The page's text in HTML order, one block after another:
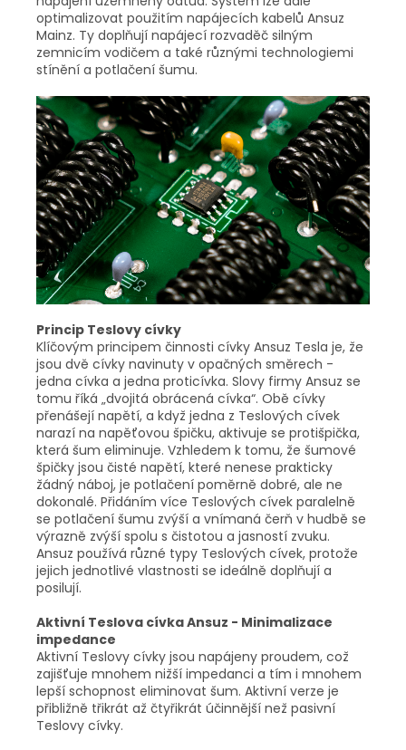
optimalizovat použitím napájecích kabelů Ansuz
Mainz. Ty doplňují napájecí rozvaděč silným
zemnicím vodičem a také různými technologiemi
stínění a potlačení šumu.
Princip Teslovy cívky
Klíčovým principem činnosti cívky Ansuz Tesla je, že
jsou dvě cívky navinuty v opačných směrech -
jedna cívka a jedna proticívka. Slovy firmy Ansuz se
tomu říká „dvojitá obrácená cívka“. Obě cívky
přenášejí napětí, a když jedna z Teslových cívek
narazí na napěťovou špičku, aktivuje se protišpička,
která šum eliminuje. Vzhledem k tomu, že šumové
špičky jsou čisté napětí, které nenese prakticky
žádný náboj, je potlačení poměrně dobré, ale ne
dokonalé. Přidáním více Teslových cívek paralelně
se potlačení šumu zvýší a vnímaná čerň v hudbě se
výrazně zvýší spolu s čistotou a jasností zvuku.
Ansuz používá různé typy Teslových cívek, protože
jejich jednotlivé vlastnosti se ideálně doplňují a
posilují.
Aktivní Teslova cívka Ansuz - Minimalizace
impedance
Aktivní Teslovy cívky jsou napájeny proudem, což
zajišťuje mnohem nižší impedanci a tím i mnohem
lepší schopnost eliminovat šum. Aktivní verze je
přibližně třikrát až čtyřikrát účinnější než pasivní
Teslovy cívky.